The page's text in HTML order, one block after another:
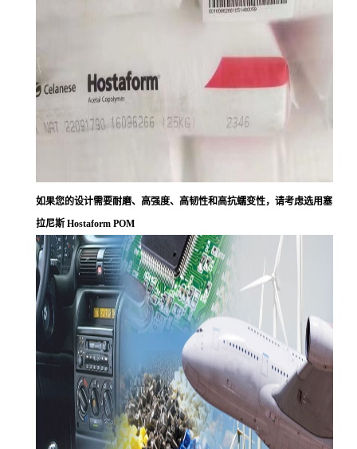
如果您的设计需要耐磨、高强度、高韧性和高抗蠕变性，请考虑选用塞
拉尼斯 Hostaform POM